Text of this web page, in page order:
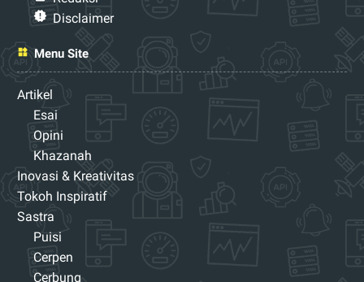
Disclaimer
Menu Site
Artikel
Esai
Opini
Khazanah
Inovasi & Kreativitas
Tokoh Inspiratif
Sastra
Puisi
Cerpen
Cerbung